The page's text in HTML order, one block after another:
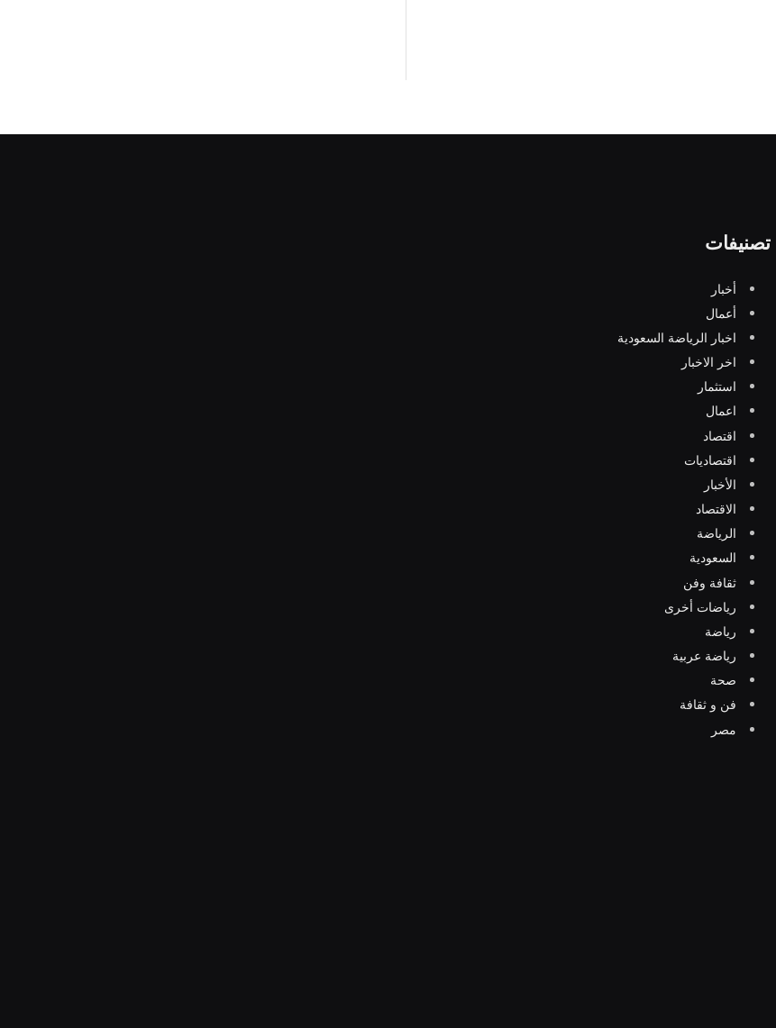
تصنيفات
أخبار
أعمال
اخبار الرياضة السعودية
اخر الاخبار
استثمار
اعمال
اقتصاد
اقتصاديات
الأخبار
الاقتصاد
الرياضة
السعودية
ثقافة وفن
رياضات أخرى
رياضة
رياضة عربية
صحة
فن و ثقافة
مصر